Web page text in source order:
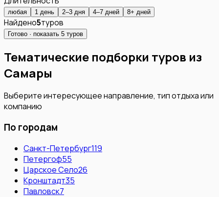
любая 1 день 2–3 дня 4–7 дней 8+ дней
Найдено5туров
Готово · показать 5 туров
Тематические подборки туров из
Самары
Выберите интересующее направление, тип отдыха или
компанию
По городам
Санкт-Петербург119
Петергоф55
Царское Село26
Кронштадт35
Павловск7